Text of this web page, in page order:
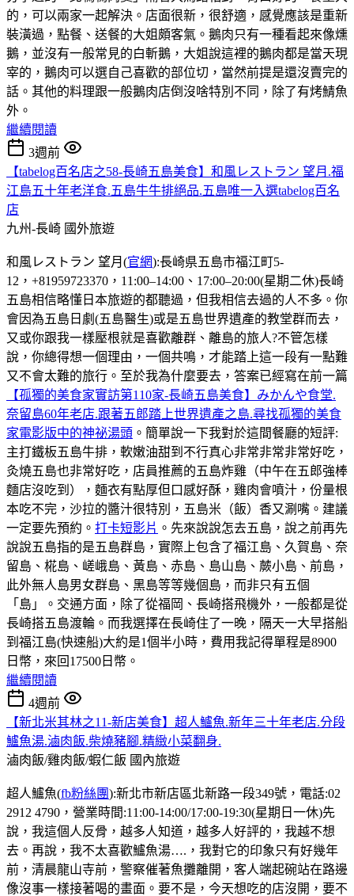
的，可以兩家一起解決。店面很新，很舒適，感覺應該是重新
裝潢過，點餐、送餐的大姐頗客氣。鵝肉只有一種看起來像燻
鵝，並沒有一般常見的白斬鵝，大姐說這裡的鵝肉都是當天現
宰的，鵝肉可以選自己喜歡的部位切，當然前提是還沒賣完的
話。其他的料理跟一般鵝肉店倒沒啥特別不同，除了有烤鯖魚
外。
繼續閱讀
3週前
【tabelog百名店之58-長崎五島美食】和風レストラン 望月.福
江島五十年老洋食.五島牛牛排絕品.五島唯一入選tabelog百名
店
九州-長崎 國外旅遊
和風レストラン 望月(官網):長崎県五島市福江町5-
12，+81959723370，11:00–14:00、17:00–20:00(星期二休)長崎
五島相信略懂日本旅遊的都聽過，但我相信去過的人不多。你
會因為五島日劇(五島醫生)或是五島世界遺產的教堂群而去，
又或你跟我一樣壓根就是喜歡離群、離島的旅人?不管怎樣
說，你總得想一個理由，一個共鳴，才能踏上這一段有一點難
又不會太難的旅行。至於我為什麼要去，答案已經寫在前一篇
【孤獨的美食家實訪第110家-長崎五島美食】みかんや食堂.
奈留島60年老店.跟著五郎踏上世界遺產之島.尋找孤獨的美食
家電影版中的神祕湯頭 。簡單說一下我對於這間餐廳的短評:
主打鐵板五島牛排，軟嫩油甜到不行真心非常非常非常好吃，
灸燒五島也非常好吃，店員推薦的五島炸雞（中午在五郎強棒
麵店沒吃到），麵衣有點厚但口感好酥，雞肉會噴汁，份量根
本吃不完，沙拉的醬汁很特別，五島米（飯）香又涮嘴。建議
一定要先預約。 打卡短影片 。先來說說怎去五島，說之前再先
說說五島指的是五島群島，實際上包含了福江島、久賀島、奈
留島、椛島、嵯峨島、黃島、赤島、島山島、蕨小島、前島，
此外無人島男女群島、黑島等等幾個島，而非只有五個
「島」。交通方面，除了從福岡、長崎搭飛機外，一般都是從
長崎搭五島渡輪。而我選擇在長崎住了一晚，隔天一大早搭船
到福江島(快速船)大約是1個半小時，費用我記得單程是8900
日幣，來回17500日幣。
繼續閱讀
4週前
【新北米其林之11-新店美食】超人鱸魚.新年三十年老店.分段
鱸魚湯.滷肉飯.柴燒豬腳.精緻小菜翻身.
滷肉飯/雞肉飯/蝦仁飯 國內旅遊
超人鱸魚(fb粉絲團):新北市新店區北新路一段349號，電話:02
2912 4790，營業時間:11:00-14:00/17:00-19:30(星期日一休)先
說，我這個人反骨，越多人知道，越多人好評的，我越不想
去。再說，我不太喜歡鱸魚湯….，我對它的印象只有好幾年
前，清晨龍山寺前，警察催著魚攤離開，客人端起碗站在路邊
像沒事一樣接著喝的畫面。要不是，今天想吃的店沒開，要不